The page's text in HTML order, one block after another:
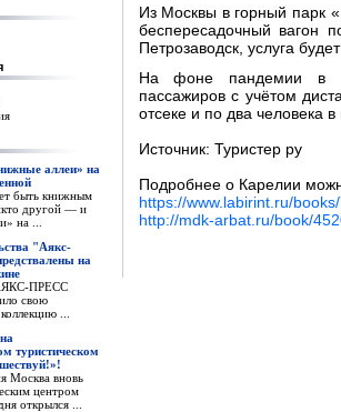
аллеи» на
быть книжным
другой — и
на ...
"Аякс-
на
ПРЕСС
свою
...
туристическом
Москва вновь
центром
открылся ...
Из Москвы в горный парк
беспересадочный вагон
Петрозаводск, услуга
На фоне пандемии в
пассажиров с учётом
отсеке и по два человека в
Источник: Туристер ру
Подробнее о Карелии
https://www.labirint.ru/
http://mdk-arbat.ru/book/